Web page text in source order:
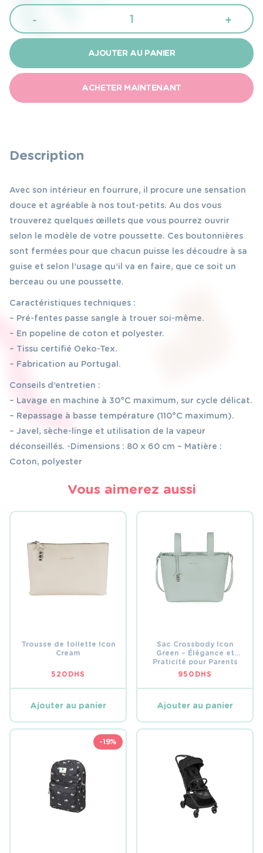
-
quantité
de
Baby
Bites
Chancelière
pour
rose
+
AJOUTER AU PANIER
ACHETER MAINTENANT
Description
Avec son intérieur en fourrure, il procure une sensation
douce et agréable à nos tout-petits. Au dos vous
trouverez quelques œillets que vous pourrez ouvrir
selon le modèle de votre poussette. Ces boutonnières
sont fermées pour que chacun puisse les découdre à sa
guise et selon l’usage qu’il va en faire, que ce soit un
berceau ou une poussette.
Caractéristiques techniques :
– Pré-fentes passe sangle à trouer soi-même.
– En popeline de coton et polyester.
– Tissu certifié Oeko-Tex.
– Fabrication au Portugal.
Conseils d’entretien :
– Lavage en machine à 30°C maximum, sur cycle délicat.
– Repassage à basse température (110°C maximum).
– Javel, sèche-linge et utilisation de la vapeur
déconseillés. -Dimensions : 80 x 60 cm – Matière :
Coton, polyester
Vous aimerez aussi
Trousse de toilette Icon
Cream
520 DHS
Ajouter au panier
Sac Crossbody Icon
Green – Élégance et
Praticité pour Parents
Modernes
950 DHS
Ajouter au panier
-19%